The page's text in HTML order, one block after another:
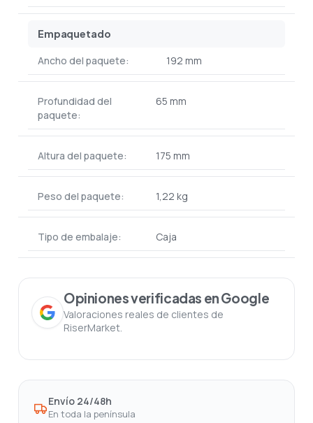
Empaquetado
Ancho del paquete: 192 mm
Profundidad del
paquete:
65 mm
Altura del paquete: 175 mm
Peso del paquete: 1,22 kg
Tipo de embalaje: Caja
Opiniones verificadas en Google
Valoraciones reales de clientes de
RiserMarket.
Envío 24/48h
En toda la península